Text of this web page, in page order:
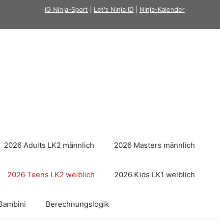
IG Ninja-Sport Let's Ninja ID Ninja-Kalender
2026 Adults LK2 männlich 2026 Masters männlich
2026 Teens LK2 weiblich 2026 Kids LK1 weiblich
Berechnungslogik